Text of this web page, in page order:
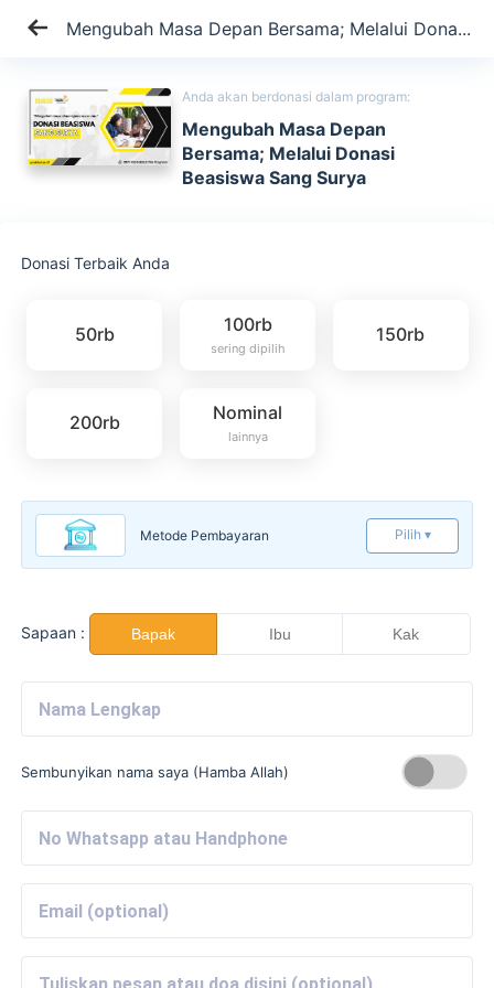
Mengubah Masa Depan Bersama; Melalui Dona...
Anda akan berdonasi dalam program:
Mengubah Masa Depan
Bersama; Melalui Donasi
Beasiswa Sang Surya
Donasi Terbaik Anda
50rb 100rb
sering dipilih
150rb
200rb Nominal
lainnya
Metode Pembayaran Pilih ▾
Sapaan : Bapak Ibu Kak
Sembunyikan nama saya (Hamba Allah)